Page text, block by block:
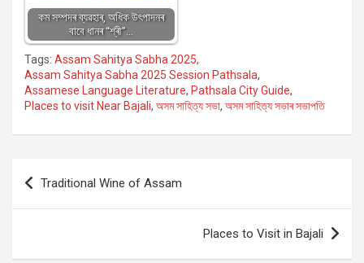
কম সম্পদৰ ব্যৱহাৰ, অধিক উৎপাদনৰ
বাবে ধানৰ “শ্ৰী”…
Tags: Assam Sahitya Sabha 2025,
Assam Sahitya Sabha 2025 Session Pathsala,
Assamese Language Literature, Pathsala City Guide,
Places to visit Near Bajali, অসম সাহিত্য সভা, অসম সাহিত্য সভাৰ সভাপতি
Post
navigation
Traditional Wine of Assam
Places to Visit in Bajali